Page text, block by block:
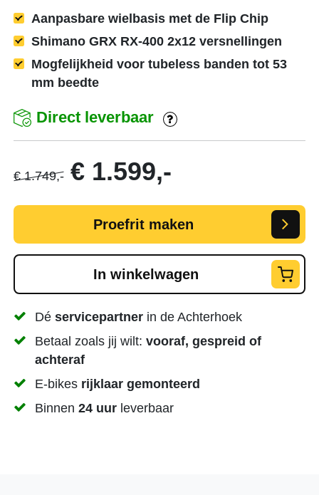
Aanpasbare wielbasis met de Flip Chip
Shimano GRX RX-400 2x12 versnellingen
Mogfelijkheid voor tubeless banden tot 53
mm beedte
Direct leverbaar
€ 1.749,- € 1.599,-
Proefrit maken
In winkelwagen
Déservicepartner in de Achterhoek
Betaal zoals jij wilt:vooraf, gespreid of
achteraf
E-bikes rijklaar gemonteerd
Binnen24 uur leverbaar